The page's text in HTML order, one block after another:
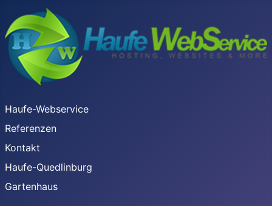
Haufe-Webservice
Referenzen
Kontakt
Haufe-Quedlinburg
Gartenhaus